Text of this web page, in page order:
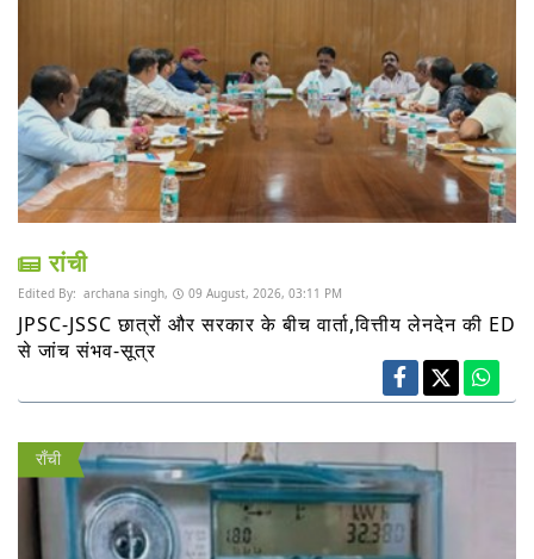
रांची
Edited By: archana singh, 09 August, 2026, 03:11 PM
JPSC-JSSC छात्रों और सरकार के बीच वार्ता,वित्तीय लेनदेन की ED
से जांच संभव-सूत्र
राँची